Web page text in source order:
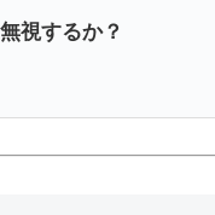
視するか？